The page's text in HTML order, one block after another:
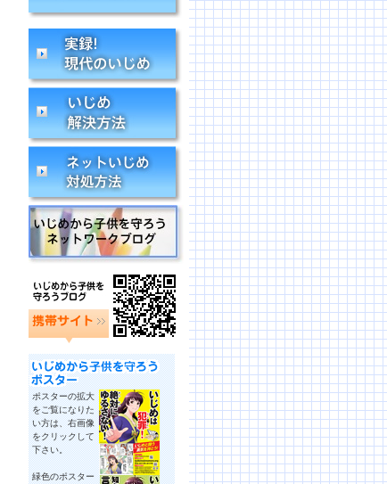
ポスターの拡大
をご覧になりた
い方は、右画像
をクリックして
下さい。
緑色のポスター